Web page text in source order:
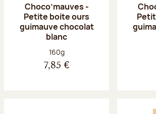
Choco’mauves -
Petite boite ours
guimauve chocolat
blanc
Poids net :
160g
7,85 €